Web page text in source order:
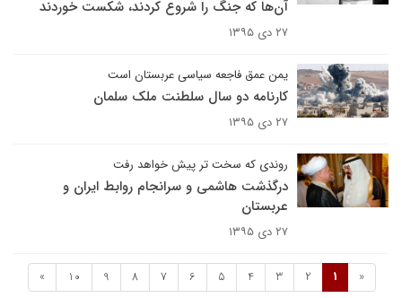
آن‌ها که جنگ را شروع کردند، شکست خوردند
۲۷ دی ۱۳۹۵
یمن عمق فاجعه سیاسی عربستان است
کارنامه دو سال سلطنت ملک سلمان
۲۷ دی ۱۳۹۵
روندی که سخت تر پیش خواهد رفت
درگذشت هاشمی و سرانجام روابط ایران و
عربستان
۲۷ دی ۱۳۹۵
«
1
2
3
4
5
6
7
8
9
10
»